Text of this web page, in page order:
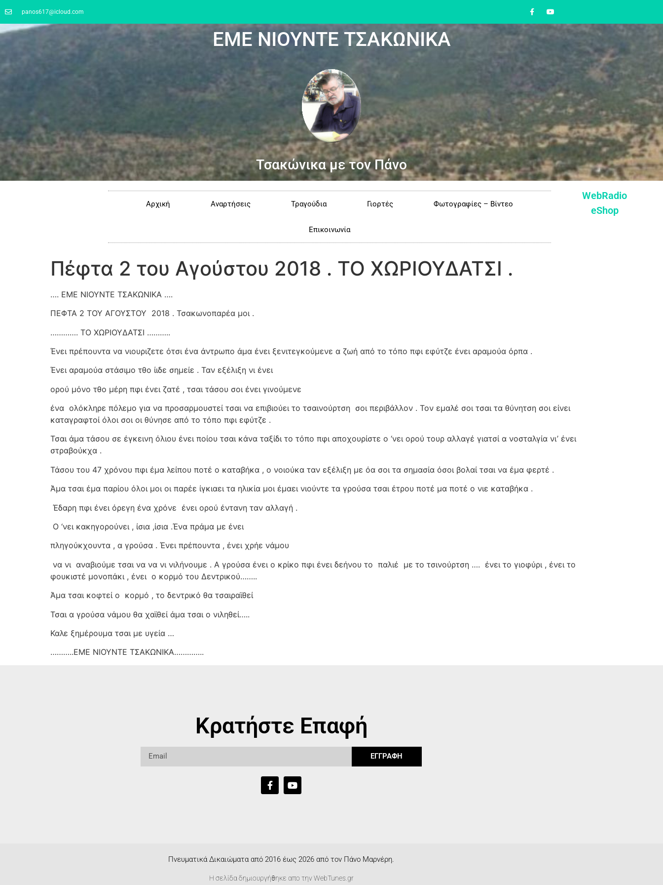
panos617@icloud.com
ΕΜΕ ΝΙΟΥΝΤΕ ΤΣΑΚΩΝΙΚΑ
Τσακώνικα με τον Πάνο
Αρχική Αναρτήσεις Τραγούδια Γιορτές Φωτογραφίες – Βίντεο
Επικοινωνία
WebRadio
eShop
Πέφτα 2 του Αγούστου 2018 . ΤΟ ΧΩΡΙΟΥΔΑΤΣΙ .
…. ΕΜΕ ΝΙΟΥΝΤΕ ΤΣΑΚΩΝΙΚΑ ….
ΠΕΦΤΑ 2 ΤΟΥ ΑΓΟΥΣΤΟΥ 2018 . Τσακωνοπαρέα μοι .
…………. ΤΟ ΧΩΡΙΟΥΔΑΤΣΙ ………..
Ένει πρέπουντα να νιουριζετε ότσι ένα άντρωπο άμα ένει ξενιτεγκούμενε α ζωή από το τόπο πφι εφύτζε ένει αραμούα όρπα .
Ένει αραμούα στάσιμο τθο ίιδε σημείε . Ταν εξέλιξη νι ένει
ορού μόνο τθο μέρη πφι ένει ζατέ , τσαι τάσου σοι ένει γινούμενε
ένα ολόκληρε πόλεμο για να προσαρμουστεί τσαι να επιβιούει το τσαινούρτση σοι περιβάλλον . Τον εμαλέ σοι τσαι τα θύνητση σοι είνει
καταγραφτοί όλοι σοι οι θύνησε από το τόπο πφι εφύτζε .
Τσαι άμα τάσου σε έγκεινη όλιου ένει ποίου τσαι κάνα ταξίδι το τόπο πφι αποχουρίστε ο ‘νει ορού τουρ αλλαγέ γιατσί α νοσταλγία νι’ ένει
στραβούκχα .
Τάσου του 47 χρόνου πφι έμα λείπου ποτέ ο καταβήκα , ο νοιούκα ταν εξέλιξη με όα σοι τα σημασία όσοι βολαί τσαι να έμα φερτέ .
Άμα τσαι έμα παρίου όλοι μοι οι παρέε ίγκιαει τα ηλικία μοι έμαει νιούντε τα γρούσα τσαι έτρου ποτέ μα ποτέ ο νιε καταβήκα .
Έδαρη πφι ένει όρεγη ένα χρόνε ένει ορού έντανη ταν αλλαγή .
Ο ‘νει κακηγορούνει , ίσια ,ίσια .Ένα πράμα με ένει
πληγούκχουντα , α γρούσα . Ένει πρέπουντα , ένει χρήε νάμου
να νι αναβιούμε τσαι να να νι νιλήνουμε . Α γρούσα ένει ο κρίκο πφι ένει δεήνου το παλιέ με το τσινούρτση …. ένει το γιοφύρι , ένει το
φουκιστέ μονοπάκι , ένει ο κορμό του Δεντρικού……..
Άμα τσαι κοφτεί ο κορμό , το δεντρικό θα τσαιραϊθεί
Τσαι α γρούσα νάμου θα χαϊθεί άμα τσαι ο νιληθεί…..
Καλε ξημέρουμα τσαι με υγεία …
………..ΕΜΕ ΝΙΟΥΝΤΕ ΤΣΑΚΩΝΙΚΑ…………..
Κρατήστε Επαφή
ΕΓΓΡΑΦΗ
Πνευματικά Δικαιώματα από 2016 έως 2026 από τον Πάνο Μαρνέρη.
Η σελίδα δημιουργήθηκε απο τηνWebTunes.gr